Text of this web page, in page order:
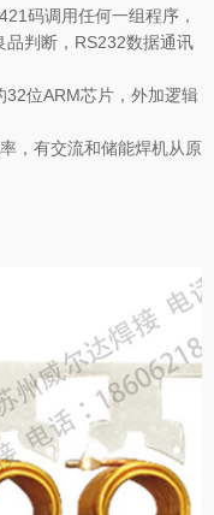
码调用任何一组程序，
判断，RS232数据通讯
位ARM芯片，外加逻辑
，有交流和储能焊机从原